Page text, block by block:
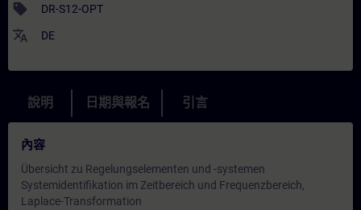
sell DR-S12-OPT
translate DE
說明 日期與報名 引言
內容
Übersicht zu Regelungselementen und -systemen
Systemidentifikation im Zeitbereich und Frequenzbereich,
Laplace-Transformation